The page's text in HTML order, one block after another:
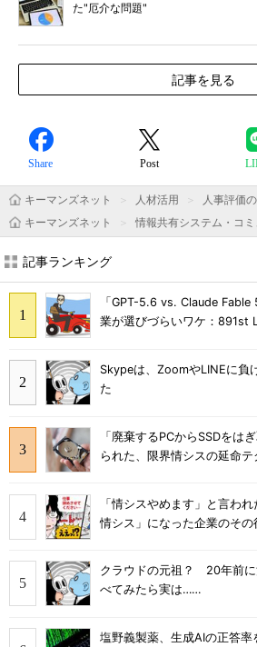
た"厄介な問題"
記事を見る
Share Post
キーマンズネット 人材活用 人事評価
キーマンズネット
情報共有システム・コ
記事ランキング
「GPT-5.6 vs. Claude
業が選びづらいワケ：891st
Skypeは、ZoomやLINEに負
た
「廃棄するPCからSSDをは
られた、限界情シスの延命テ
「情シスやめます」と言わ
情シス」になった企業のその
クラウドの元祖？ 20年前
べてみたら実は……
塩野義製薬、生成AIの正答